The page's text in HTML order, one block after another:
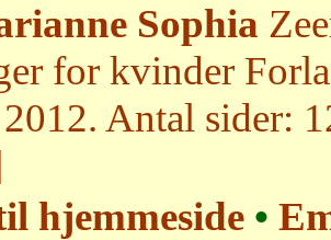
Sophia
for kvinder
Antal sider:
hjemmeside •